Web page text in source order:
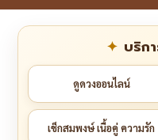
บริก
ดูดวงออนไลน์
เช็กสมพงษ์ เนื้อคู่ ความรัก